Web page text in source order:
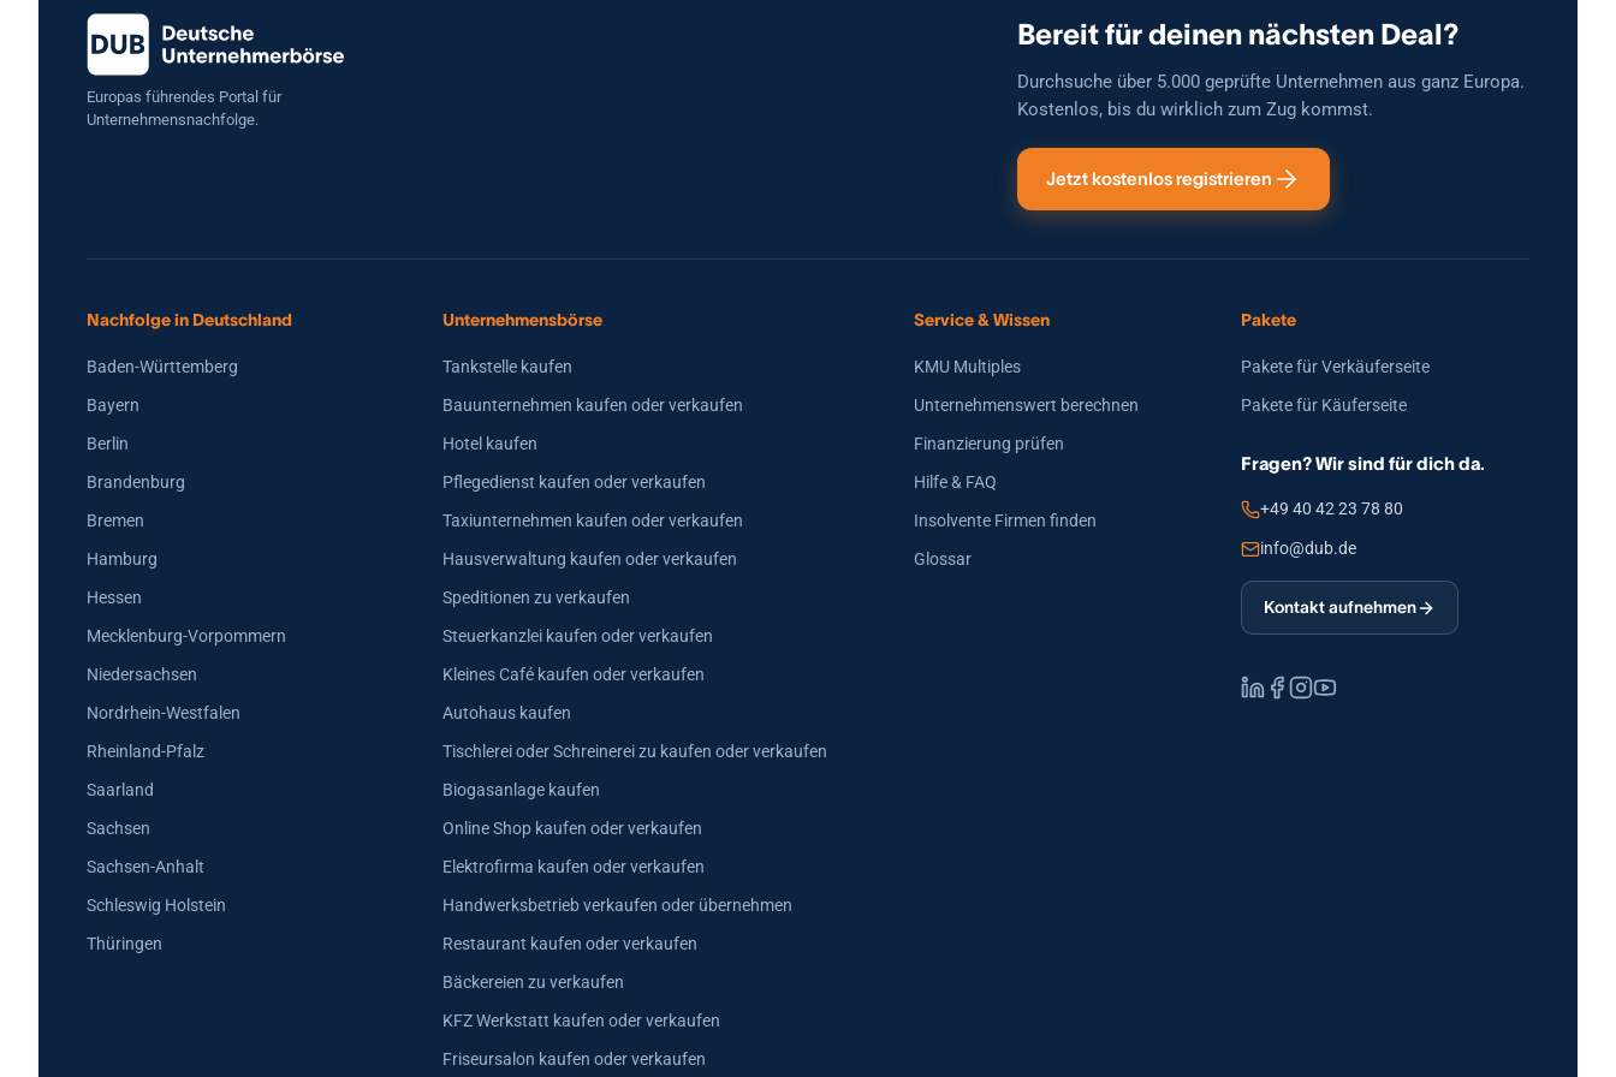
Erfahrung im technischen B2B-Umfeld sowie entsprechender
finanzieller Leistungsfähigkeit. Eine strukturierte Übergabe ist
vorgesehen.
Europas führendes Portal für
Unternehmensnachfolge.
Bereit für deinen nächsten Deal?
Durchsuche über 5.000 geprüfte Unternehmen aus ganz Europa.
Kostenlos, bis du wirklich zum Zug kommst.
Jetzt kostenlos registrieren
Nachfolge in Deutschland
Baden-Württemberg
Bayern
Berlin
Brandenburg
Bremen
Hamburg
Hessen
Mecklenburg-Vorpommern
Niedersachsen
Nordrhein-Westfalen
Rheinland-Pfalz
Saarland
Sachsen
Sachsen-Anhalt
Schleswig Holstein
Thüringen
Unternehmensbörse
Tankstelle kaufen
Bauunternehmen kaufen oder verkaufen
Hotel kaufen
Pflegedienst kaufen oder verkaufen
Taxiunternehmen kaufen oder verkaufen
Hausverwaltung kaufen oder verkaufen
Speditionen zu verkaufen
Steuerkanzlei kaufen oder verkaufen
Kleines Café kaufen oder verkaufen
Autohaus kaufen
Tischlerei oder Schreinerei zu kaufen oder verkaufen
Biogasanlage kaufen
Online Shop kaufen oder verkaufen
Elektrofirma kaufen oder verkaufen
Handwerksbetrieb verkaufen oder übernehmen
Restaurant kaufen oder verkaufen
Bäckereien zu verkaufen
KFZ Werkstatt kaufen oder verkaufen
Friseursalon kaufen oder verkaufen
Service & Wissen
KMU Multiples
Unternehmenswert berechnen
Finanzierung prüfen
Hilfe & FAQ
Insolvente Firmen finden
Glossar
Pakete
Pakete für Verkäuferseite
Pakete für Käuferseite
Fragen? Wir sind für dich da.
+49 40 42 23 78 80
info@dub.de
Kontakt aufnehmen